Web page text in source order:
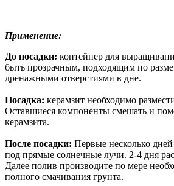
Применение:
До посадки: контейнер для
быть прозрачным, подходящим по
дренажными отверстиями в дне.
Посадка: керамзит необходимо
Оставшиеся компоненты смешать и
керамзита.
После посадки: Первые несколько дней
под прямые солнечные лучи. 2-4 дня
Далее полив производите по мере
полного смачивания грунта.